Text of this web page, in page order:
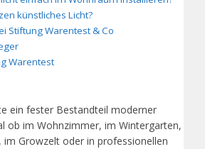
künstliches Licht?
Stiftung Warentest & Co
Warentest
ein fester Bestandteil moderner
ob im Wohnzimmer, im Wintergarten,
im Growzelt oder in professionellen